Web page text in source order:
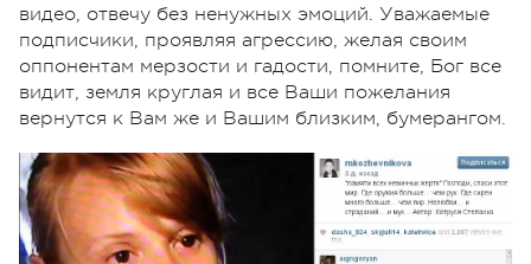
видео, отвечу без ненужных эмоций. Уважаемые
подписчики, проявляя агрессию, желая своим
оппонентам мерзости и гадости, помните, Бог все
видит, земля круглая и все Ваши пожелания
вернутся к Вам же и Вашим близким, бумерангом.